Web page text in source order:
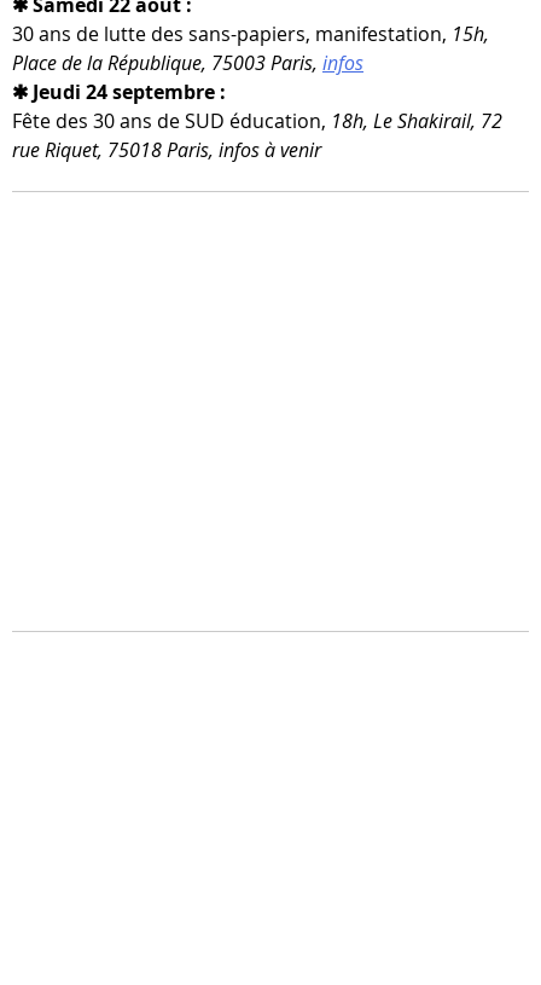
30 ans de lutte des sans-​papiers, mani­fes­ta­tion, 15h,
Place de la République, 75003 Paris, infos
✱ Jeudi 24 septembre :
Fête des 30 ans de SUD édu­ca­tion, 18h, Le Shakirail, 72
rue Riquet, 75018 Paris, infos à venir